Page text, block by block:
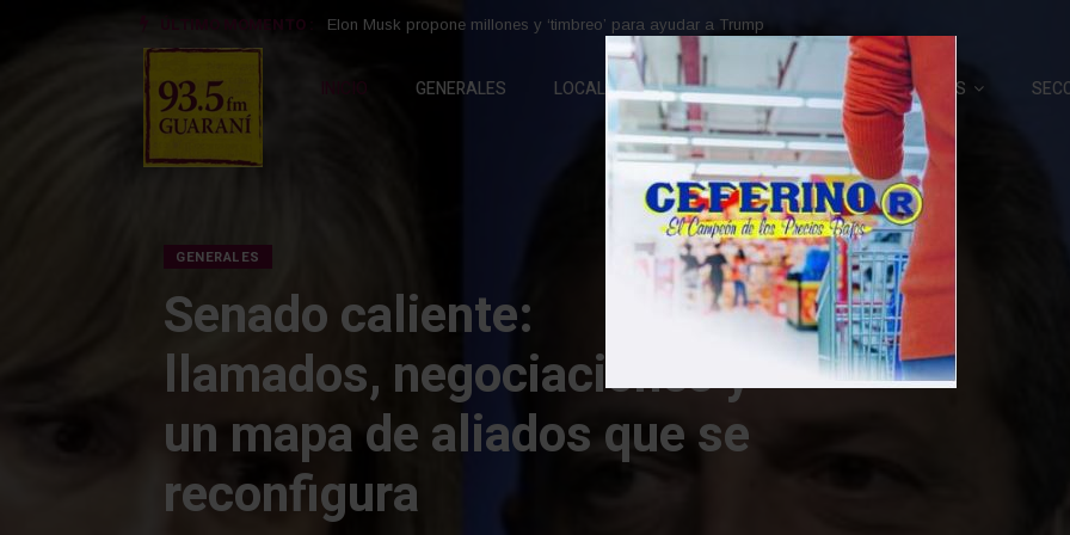
ÚLTIMO MOMENTO : Senado caliente: llamados, negociaciones y un mapa de aliados que se reconfigura
GENERALES LOCALES ECONOMÍA POLÍTICA MÁS
Los aviones F 16
sobrevolarán el centro
porteño y el lunes
participarán de la
celebración de la Fuerza